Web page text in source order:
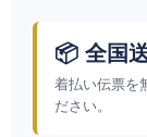
📦 全国
着払い伝票を
ださい。